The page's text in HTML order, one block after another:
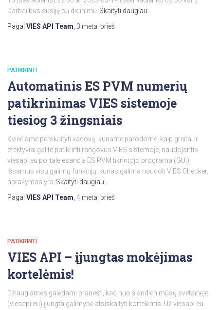
Darbai bus susiję su didinimu Skaityti daugiau…
Pagal VIES API Team 3 metai prieš
PATIKRINTI
Automatinis ES PVM numerių
patikrinimas VIES sistemoje
tiesiog 3 žingsniais
Kviečiame perskaityti vadovą, kuriame parodome, kaip greitai ir
efektyviai galite patikrinti rangovus VIES sistemoje, naudojantis
viesapi.eu portale esančia ES PVM tikrintojo programa (GUI).
Išsamus visų galimų funkcijų, kurias galima naudoti VIES Checker,
aprašymas yra Skaityti daugiau…
Pagal VIES API Team 4 metai prieš
PATIKRINTI
VIES API – įjungtas mokėjimas
kortelėmis!
Džiaugiamės galėdami pranešti, kad nuo šiandien mūsų svetainėje
(viesapi.eu) įjungta galimybė atsiskaityti kortelėmis. Už viesapi.eu